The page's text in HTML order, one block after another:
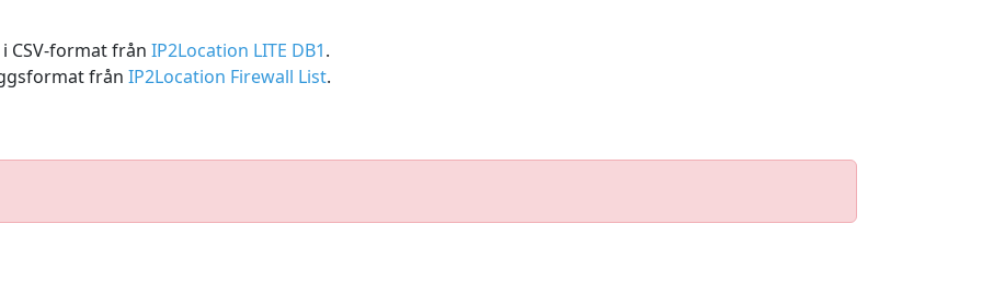
CSV-format från IP2Location LITE DB1.
från IP2Location Firewall List.